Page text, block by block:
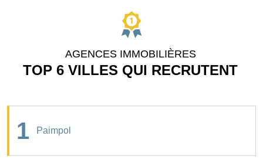
AGENCES IMMOBILIÈRES
TOP 6 VILLES QUI RECRUTENT
1 Paimpol